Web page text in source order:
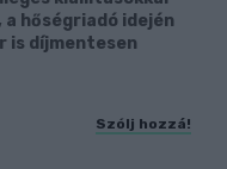
hőségriadó idején
is díjmentesen
Szólj hozzá!